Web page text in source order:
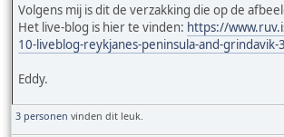
Volgens mij is dit de verzakking die op de
Het live-blog is hier te vinden: https://
10-liveblog-reykjanes-peninsula-and-grindavik-
Eddy.
3 personen vinden dit leuk.